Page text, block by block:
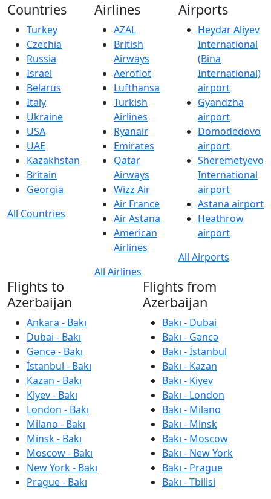
Countries
Turkey
Czechia
Russia
Israel
Belarus
Italy
Ukraine
USA
UAE
Kazakhstan
Britain
Georgia
All Countries
Airlines
AZAL
British
Airways
Aeroflot
Lufthansa
Turkish
Airlines
Ryanair
Emirates
Qatar
Airways
Wizz Air
Air France
Air Astana
American
Airlines
All Airlines
Airports
Heydar Aliyev
International
(Bina
International)
airport
Gyandzha
airport
Domodedovo
airport
Sheremetyevo
International
airport
Astana airport
Heathrow
airport
All Airports
Flights to
Azerbaijan
Ankara - Bakı
Dubai - Bakı
Gəncə - Bakı
İstanbul - Bakı
Kazan - Bakı
Kiyev - Bakı
London - Bakı
Milano - Bakı
Minsk - Bakı
Moscow - Bakı
New York - Bakı
Prague - Bakı
Flights from
Azerbaijan
Bakı - Dubai
Bakı - Gəncə
Bakı - İstanbul
Bakı - Kazan
Bakı - Kiyev
Bakı - London
Bakı - Milano
Bakı - Minsk
Bakı - Moscow
Bakı - New York
Bakı - Prague
Bakı - Tbilisi